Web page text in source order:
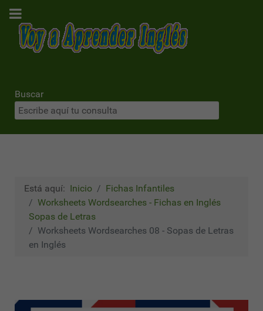
Buscar
Está aquí: Inicio
Fichas Infantiles
Worksheets Wordsearches - Fichas en Inglés
Sopas de Letras
Worksheets Wordsearches 08 - Sopas de Letras
en Inglés